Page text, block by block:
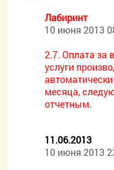
Лабиринт
10 июня 2013
2.7. Оплата за
услуги
месяца,
отчетным.
11.06.2013
10 июня 2013